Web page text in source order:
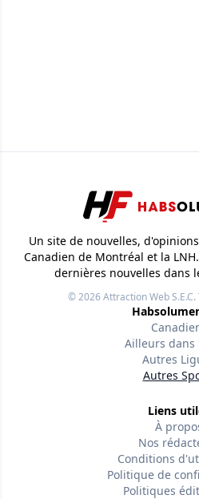
Un site de nouvelles,
Canadien de Montréal et la
dernières nouvelles dans
© 2026Attraction Web S.E.C.
Ailleurs dans
Autres
Autres
Liens
À
Nos
Conditions
Politique de
Politiques